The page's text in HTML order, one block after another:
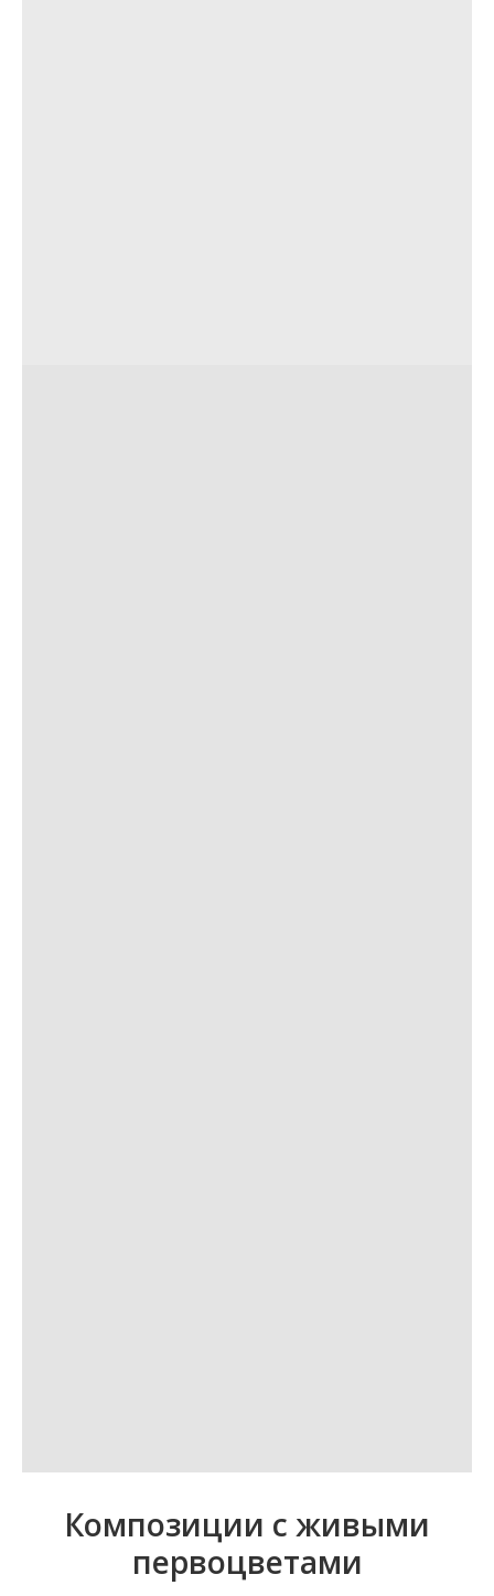
Композиции с живыми
первоцветами